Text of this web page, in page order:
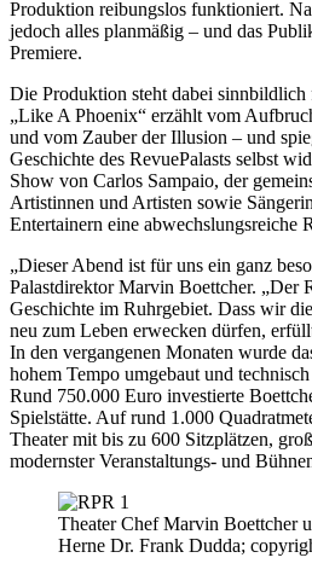
Produktion reibungslos funktioniert.
jedoch alles planmäßig – und das
Premiere.
Die Produktion steht dabei sinnbildlich
„Like A Phoenix“ erzählt vom
und vom Zauber der Illusion – und
Geschichte des RevuePalasts selbst
Show von Carlos Sampaio, der
Artistinnen und Artisten sowie
Entertainern eine abwechslungsreiche
„Dieser Abend ist für uns ein ganz
Palastdirektor Marvin Boettcher. „Der
Geschichte im Ruhrgebiet. Dass wir
neu zum Leben erwecken dürfen,
In den vergangenen Monaten wurde
hohem Tempo umgebaut und
Rund 750.000 Euro investierte
Spielstätte. Auf rund 1.000
Theater mit bis zu 600 Sitzplätzen,
modernster Veranstaltungs- und
Theater Chef Marvin Boettcher
Herne Dr. Frank Dudda;